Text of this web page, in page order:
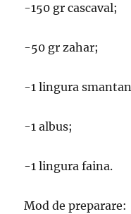
-150 gr cascaval;
-50 gr zahar;
-1 lingura
-1 albus;
-1 lingura faina.
Mod de preparare: